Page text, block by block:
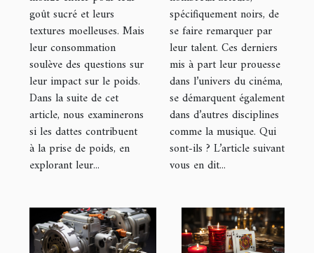
goût sucré et leurs
textures moelleuses. Mais
leur consommation
soulève des questions sur
leur impact sur le poids.
Dans la suite de cet
article, nous examinerons
si les dattes contribuent
à la prise de poids, en
explorant leur...
spécifiquement noirs, de
se faire remarquer par
leur talent. Ces derniers
mis à part leur prouesse
dans l’univers du cinéma,
se démarquent également
dans d’autres disciplines
comme la musique. Qui
sont-ils ? L’article suivant
vous en dit...